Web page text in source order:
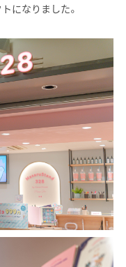
になりました。